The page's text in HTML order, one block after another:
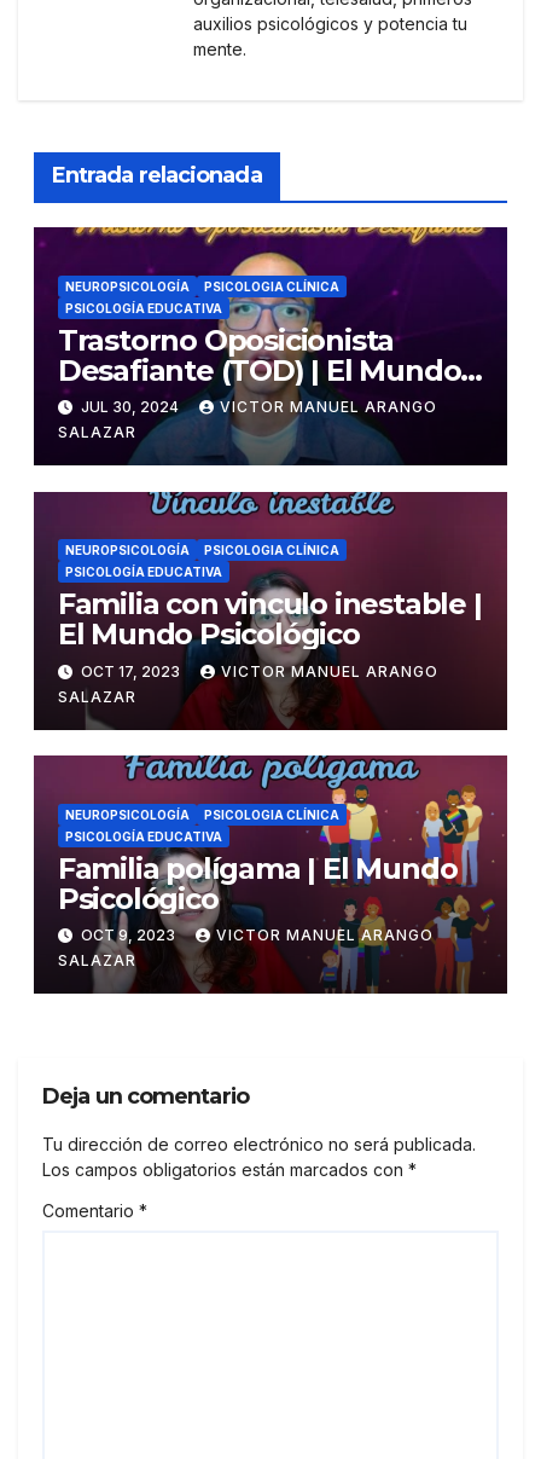
auxilios psicológicos y potencia tu
mente.
Entrada relacionada
NEUROPSICOLOGÍA
PSICOLOGIA CLÍNICA
PSICOLOGÍA EDUCATIVA
Trastorno Oposicionista
Desafiante (TOD) | El Mundo
Psicológico
JUL 30, 2024
VICTOR MANUEL ARANGO
SALAZAR
NEUROPSICOLOGÍA
PSICOLOGIA CLÍNICA
PSICOLOGÍA EDUCATIVA
Familia con vinculo inestable |
El Mundo Psicológico
OCT 17, 2023
VICTOR MANUEL ARANGO
SALAZAR
NEUROPSICOLOGÍA
PSICOLOGIA CLÍNICA
PSICOLOGÍA EDUCATIVA
Familia polígama | El Mundo
Psicológico
OCT 9, 2023
VICTOR MANUEL ARANGO
SALAZAR
Deja un comentario
Tu dirección de correo electrónico no será publicada.
Los campos obligatorios están marcados con *
Comentario *